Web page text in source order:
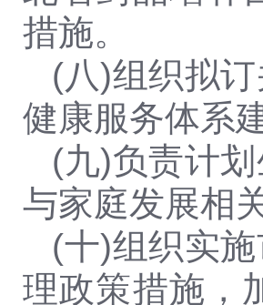
措施。
(八)组织拟
健康服务体系
(九)负责计
与家庭发展相
(十)组织实
理政策措施，